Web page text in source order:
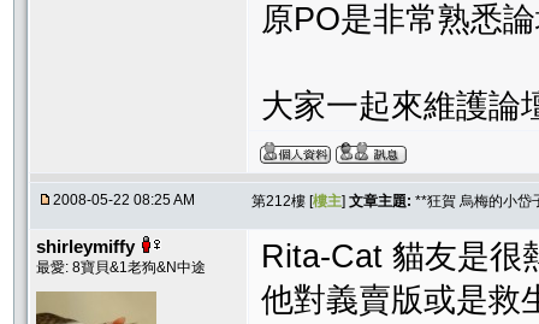
原PO是非常熟悉
大家一起來維護論
2008-05-22 08:25 AM 第212樓 [樓主] 文章主題: **狂賀 烏梅的小岱
shirleymiffy
最愛: 8寶貝&1老狗&N中途
Rita-Cat 貓友是很
他對義賣版或是救